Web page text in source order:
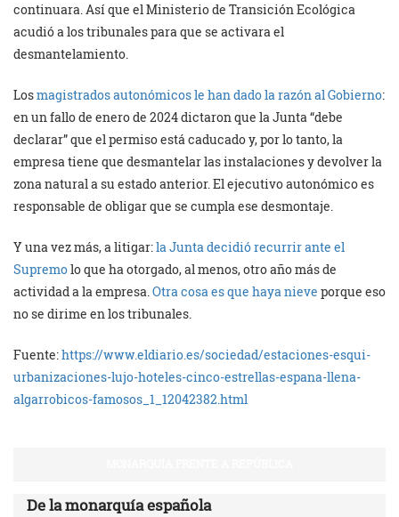
continuara. Así que el Ministerio de Transición Ecológica
acudió a los tribunales para que se activara el
desmantelamiento.
Losmagistrados autonómicos le han dado la razón al Gobierno:
en un fallo de enero de 2024 dictaron que la Junta “debe
declarar” que el permiso está caducado y, por lo tanto, la
empresa tiene que desmantelar las instalaciones y devolver la
zona natural a su estado anterior. El ejecutivo autonómico es
responsable de obligar que se cumpla ese desmontaje.
Y una vez más, a litigar:la Junta decidió recurrir ante el
Supremolo que ha otorgado, al menos, otro año más de
actividad a la empresa.Otra cosa es que haya nieve porque eso
no se dirime en los tribunales.
Fuente:https://www.eldiario.es/sociedad/estaciones-esqui-
urbanizaciones-lujo-hoteles-cinco-estrellas-espana-llena-
algarrobicos-famosos_1_12042382.html
De la monarquía española